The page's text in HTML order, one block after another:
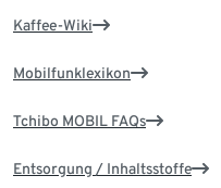
Kaffee-Wiki
Mobilfunklexikon
Tchibo MOBIL FAQs
Entsorgung / Inhaltsstoffe